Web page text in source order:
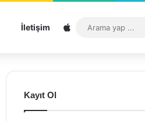
İletişim Sitemap
Kayıt Ol